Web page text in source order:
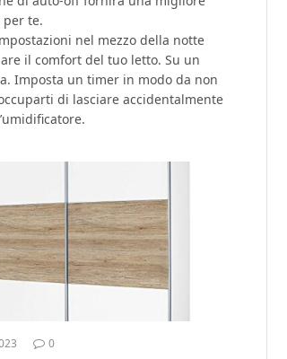
per te.
nel mezzo della notte
il comfort del tuo letto. Su un
Imposta un timer in modo da non
di lasciare accidentalmente
0